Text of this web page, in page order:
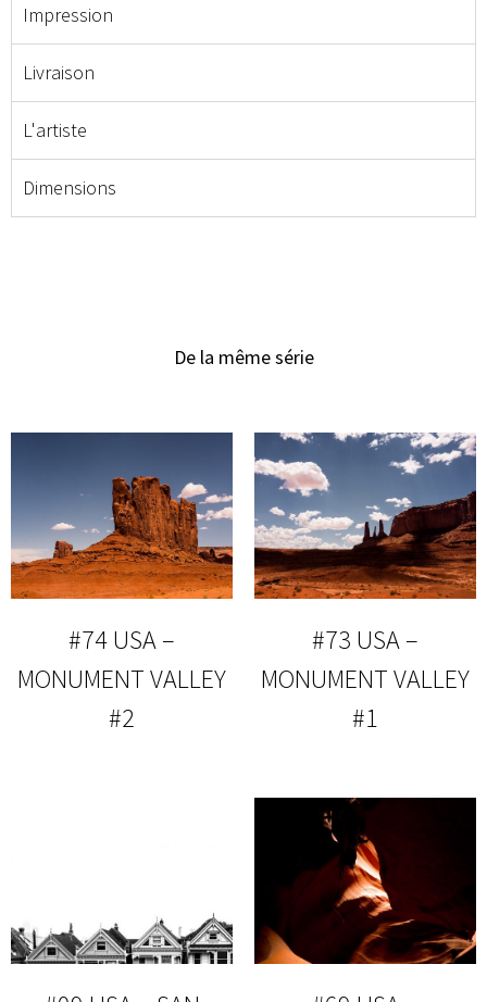
Impression
Livraison
L'artiste
Dimensions
De la même série
#74 USA –
MONUMENT VALLEY
#2
#73 USA –
MONUMENT VALLEY
#1